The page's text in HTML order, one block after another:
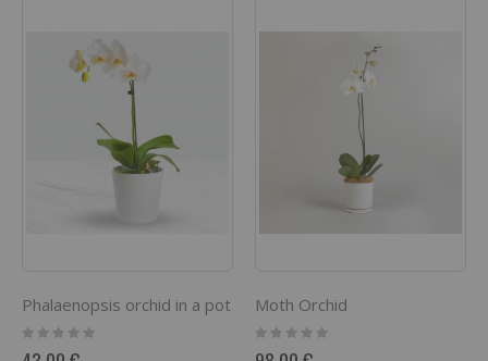
Phalaenopsis orchid in a pot
Rating:
Moth Orchid
Rating: